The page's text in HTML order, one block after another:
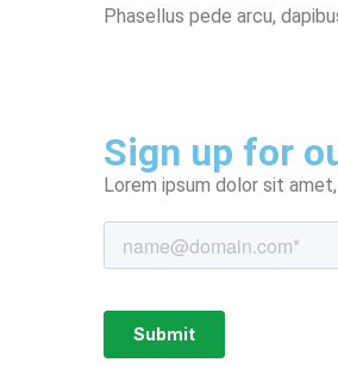
Phasellus pede arcu,
Sign up for
Lorem ipsum dolor sit